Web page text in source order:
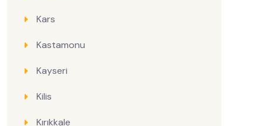
Kars
Kastamonu
Kayseri
Kilis
Kırıkkale